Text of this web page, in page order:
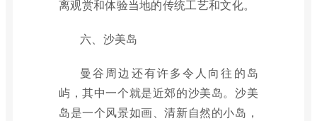
离观赏和体验当地的传统工艺和文化。
六、沙美岛
曼谷周边还有许多令人向往的岛
屿，其中一个就是近郊的沙美岛。沙美
岛是一个风景如画、清新自然的小岛，